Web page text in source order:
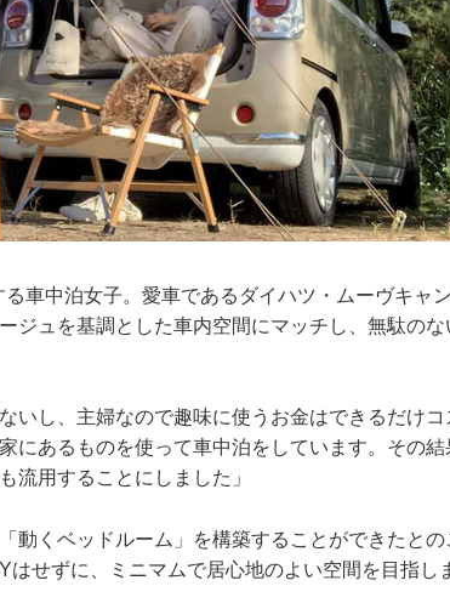
車中泊女子。愛車であるダイハツ・ムーヴキャ
ジュを基調とした車内空間にマッチし、無駄のな
いし、主婦なので趣味に使うお金はできるだけコ
にあるものを使って車中泊をしています。その結
流用することにしました」
動くベッドルーム」を構築することができたと
せずに、ミニマムで居心地のよい空間を目指し